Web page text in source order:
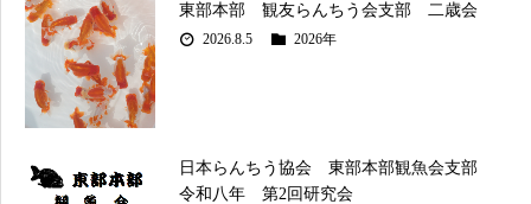
東部本部 観友らんちう会支部 二歳会
2026.8.5 2026年
日本らんちう協会 東部本部観魚会支部
令和八年 第2回研究会